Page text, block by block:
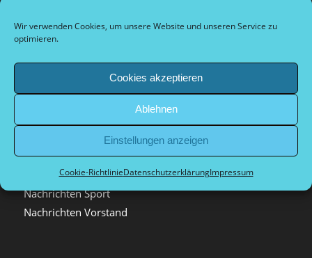
Wir verwenden Cookies, um unsere Website und unseren Service zu
optimieren.
Cookies akzeptieren
Ablehnen
Einstellungen anzeigen
Cookie-RichtlinieDatenschutzerklärungImpressum
Dokumente Vorstand
Archiv
Nachrichten extern
Nachrichten Sport
Nachrichten Vorstand